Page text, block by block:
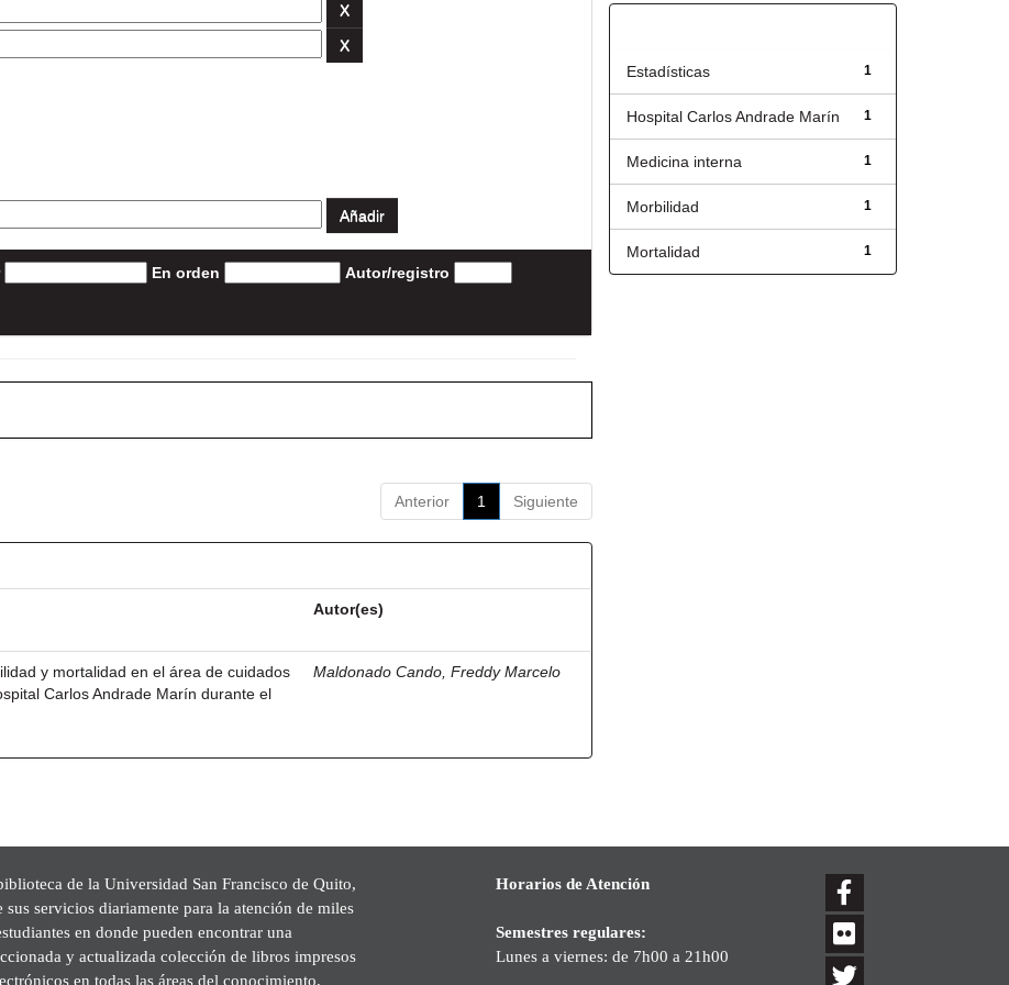
En orden Autor/registro
Anterior 1 Siguiente
Autor(es)
y mortalidad en el área de cuidados
Carlos Andrade Marín durante el
Maldonado Cando, Freddy Marcelo
1
Estadísticas
1
Hospital Carlos Andrade Marín
1
Medicina interna
1
Morbilidad
1
Mortalidad
de la Universidad San Francisco de Quito,
sus servicios diariamente para la atención de miles
en donde pueden encontrar una
y actualizada colección de libros impresos
en todas las áreas del conocimiento,
Horarios de Atención
Semestres regulares:
Lunes a viernes: de 7h00 a 21h00